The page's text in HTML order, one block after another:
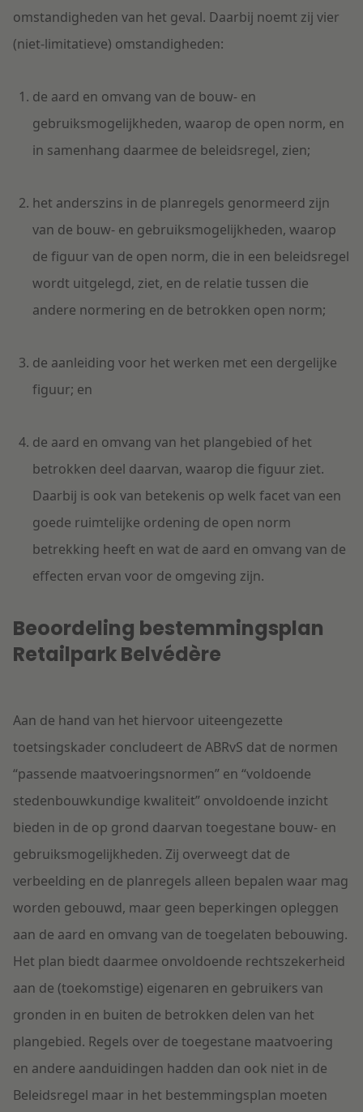
omstandigheden van het geval. Daarbij noemt zij vier
(niet-limitatieve) omstandigheden:
de aard en omvang van de bouw- en
gebruiksmogelijkheden, waarop de open norm, en
in samenhang daarmee de beleidsregel, zien;
het anderszins in de planregels genormeerd zijn
van de bouw- en gebruiksmogelijkheden, waarop
de figuur van de open norm, die in een beleidsregel
wordt uitgelegd, ziet, en de relatie tussen die
andere normering en de betrokken open norm;
de aanleiding voor het werken met een dergelijke
figuur; en
de aard en omvang van het plangebied of het
betrokken deel daarvan, waarop die figuur ziet.
Daarbij is ook van betekenis op welk facet van een
goede ruimtelijke ordening de open norm
betrekking heeft en wat de aard en omvang van de
effecten ervan voor de omgeving zijn.
Beoordeling bestemmingsplan
Retailpark Belvédère
Aan de hand van het hiervoor uiteengezette
toetsingskader concludeert de ABRvS dat de normen
“passende maatvoeringsnormen” en “voldoende
stedenbouwkundige kwaliteit” onvoldoende inzicht
bieden in de op grond daarvan toegestane bouw- en
gebruiksmogelijkheden. Zij overweegt dat de
verbeelding en de planregels alleen bepalen waar mag
worden gebouwd, maar geen beperkingen opleggen
aan de aard en omvang van de toegelaten bebouwing.
Het plan biedt daarmee onvoldoende rechtszekerheid
aan de (toekomstige) eigenaren en gebruikers van
gronden in en buiten de betrokken delen van het
plangebied. Regels over de toegestane maatvoering
en andere aanduidingen hadden dan ook niet in de
Beleidsregel maar in het bestemmingsplan moeten